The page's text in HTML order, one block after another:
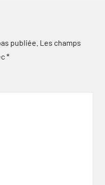
publiée. Les champs
*